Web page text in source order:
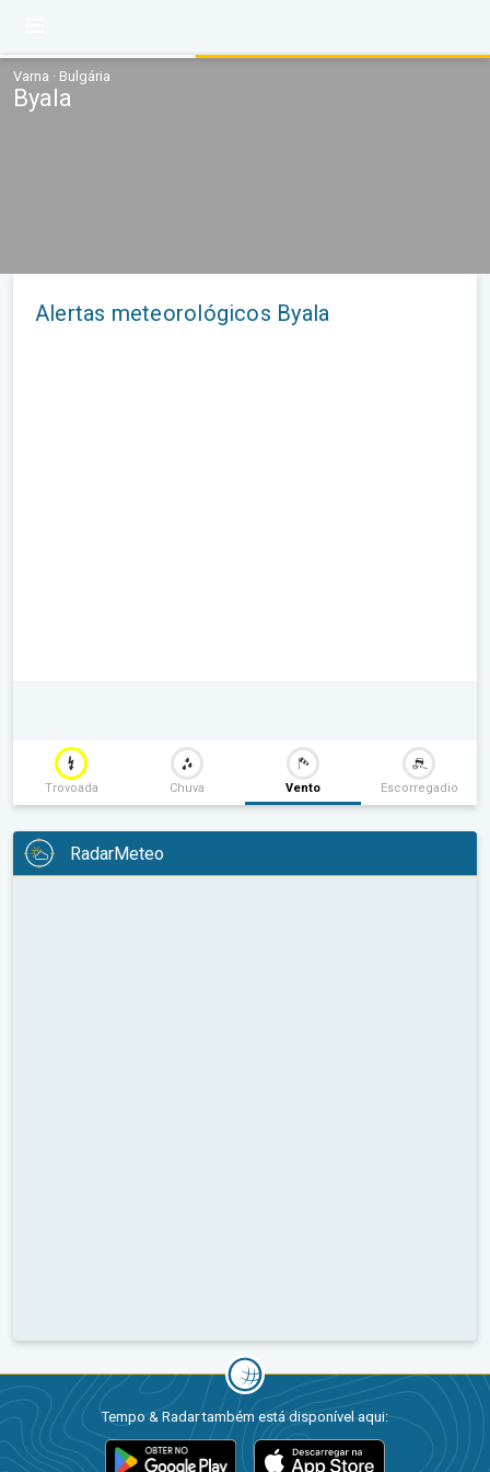
Varna · Bulgária
Byala
Alertas meteorológicos Byala
Trovoada Chuva Vento Escorregadio
RadarMeteo
Tempo & Radar também está disponível aqui: